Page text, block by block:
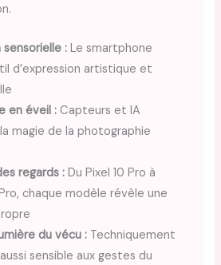
: Le smartphone
d’expression artistique et
en éveil : Capteurs et IA
magie de la photographie
regards : Du Pixel 10 Pro à
Pro, chaque modèle révèle une
du vécu : Techniquement
sensible aux gestes du